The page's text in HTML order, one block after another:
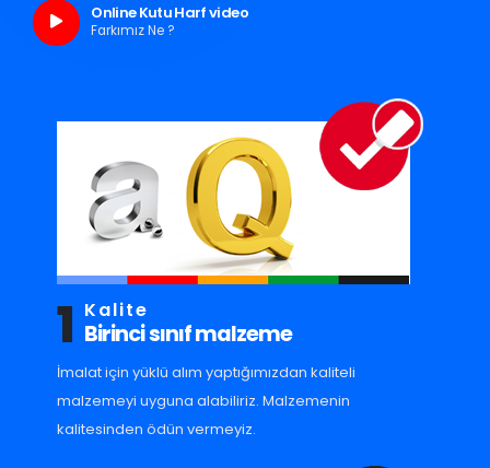
Online Kutu Harf video
Farkımız Ne ?
1 Kalite
Birinci sınıf malzeme
İmalat için yüklü alım yaptığımızdan kaliteli
malzemeyi uyguna alabiliriz. Malzemenin
kalitesinden ödün vermeyiz.